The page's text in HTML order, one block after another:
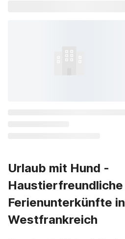
Urlaub mit Hund -
Haustierfreundliche
Ferienunterkünfte in
Westfrankreich